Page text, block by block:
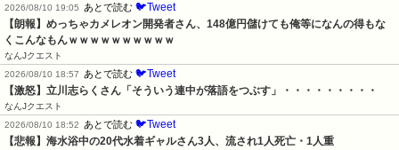
2026/08/10 19:05
あとで読む 🐦Tweet
【朗報】めっちゃカメレオン開発者さん、148億円儲けても俺等になんの得もな
くこんなもんｗｗｗｗｗｗｗｗｗｗ
なんJクエスト
2026/08/10 18:57
あとで読む 🐦Tweet
【激怒】立川志らくさん「そういう連中が落語をつぶす」・・・・・・・・・
なんJクエスト
2026/08/10 18:52
あとで読む 🐦Tweet
【悲報】海水浴中の20代水着ギャルさん3人、流され1人死亡・1人重